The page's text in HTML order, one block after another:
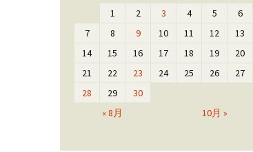
« 8月 10月 »
1 2 3 4 5
6
7
8 9 10 11 12
13
14
15 16 17 18 19
20
21
22 23 24 25 26
27
28
29 30